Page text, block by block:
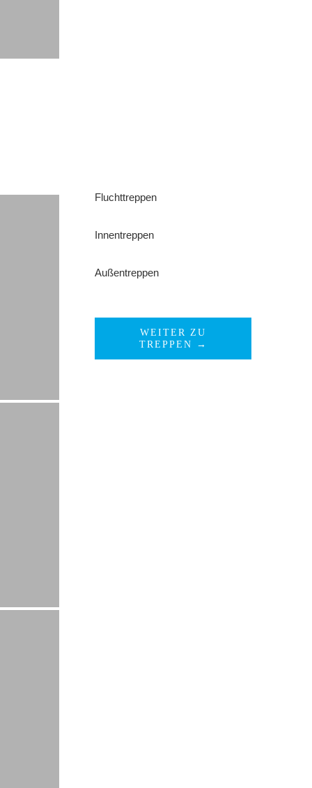
Fluchttreppen
Innentreppen
Außentreppen
WEITER ZU
TREPPEN →